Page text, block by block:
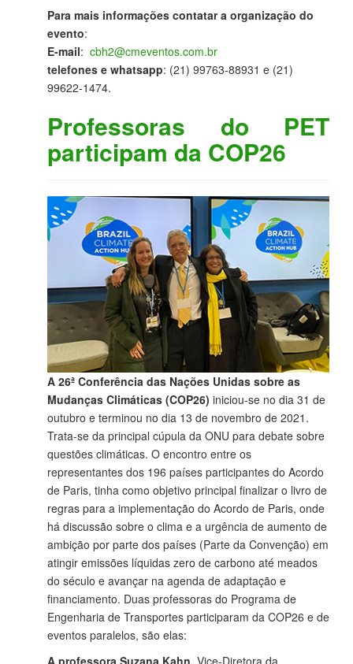
Para mais informações contatar a organização do
evento:
E-mail: cbh2@cmeventos.com.br
telefones e whatsapp: (21) 99763-88931 e (21)
99622-1474.
Professoras do PET
participam da COP26
A 26ª Conferência das Nações Unidas sobre as
Mudanças Climáticas (COP26) iniciou-se no dia 31 de
outubro e terminou no dia 13 de novembro de 2021.
Trata-se da principal cúpula da ONU para debate sobre
questões climáticas. O encontro entre os
representantes dos 196 países participantes do Acordo
de Paris, tinha como objetivo principal finalizar o livro de
regras para a implementação do Acordo de Paris, onde
há discussão sobre o clima e a urgência de aumento de
ambição por parte dos países (Parte da Convenção) em
atingir emissões líquidas zero de carbono até meados
do século e avançar na agenda de adaptação e
financiamento. Duas professoras do Programa de
Engenharia de Transportes participaram da COP26 e de
eventos paralelos, são elas: